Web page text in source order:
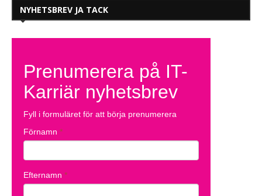
NYHETSBREV JA TACK